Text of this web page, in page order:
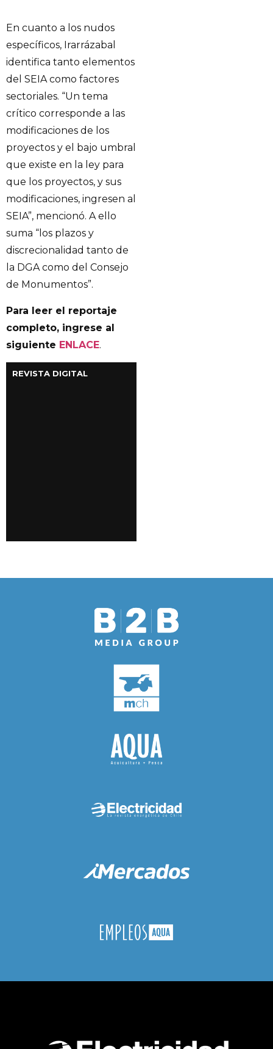
En cuanto a los nudos
específicos, Irarrázabal
identifica tanto elementos
del SEIA como factores
sectoriales. “Un tema
crítico corresponde a las
modificaciones de los
proyectos y el bajo umbral
que existe en la ley para
que los proyectos, y sus
modificaciones, ingresen al
SEIA”, mencionó. A ello
suma “los plazos y
discrecionalidad tanto de
la DGA como del Consejo
de Monumentos”.
Para leer el reportaje
completo, ingrese al
siguiente ENLACE.
REVISTA DIGITAL